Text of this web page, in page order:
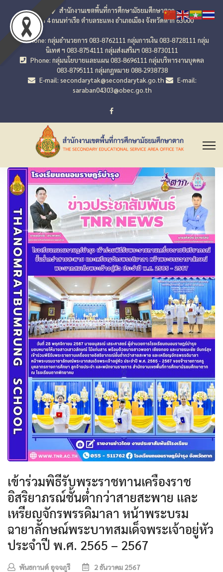
สำนักงานเขตพื้นที่การศึกษามัธยมศึกษาตาก
เลขที่ 4 ถนนท่าเรือ ตำบลระแหง อำเภอเมือง จังหวัดตาก 63000
Phone: กลุ่มอำนวยการ 083-8762111 กลุ่มการเงิน 083-8728111 กลุ่ม
นิเทศ ฯ 083-8754111 กลุ่มส่งเสริมฯ 083-8730111
Phone: กลุ่มนโยบายและแผน 083-8696111 กลุ่มบริหารงานบุคคล
083-8795111 กลุ่มกฎหมาย 088-2938738
E-mail: secondarytak@secondarytak.go.th
E-mail:
saraban04303@obec.go.th
เข้าร่วมพิธีรับพระราชทานเครื่องราช
อิสริยาภรณ์ชั้นต่ำกว่าสายสะพาย และ
เหรียญจักรพรรดิมาลา หน้าพระบรม
ฉายาลักษณ์พระบาทสมเด็จพระเจ้าอยู่หัว
ประจำปี พ.ศ. 2565 – 2567
พันธกานต์ อุจจภูรี 2 ธันวาคม 2567